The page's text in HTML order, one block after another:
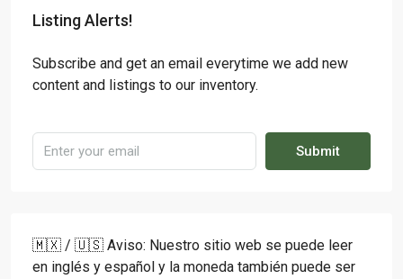
Listing Alerts!
Subscribe and get an email everytime we add new
content and listings to our inventory.
Submit
🇲🇽 / 🇺🇸 Aviso: Nuestro sitio web se puede leer
en inglés y español y la moneda también puede ser